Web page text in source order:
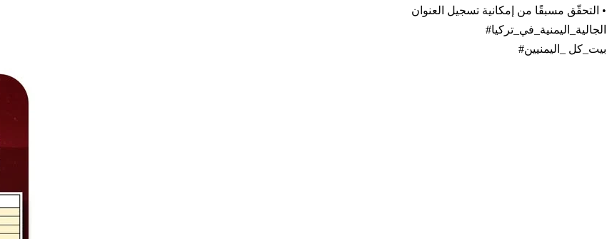
• التحقّق مسبقًا من إمكانية تسجيل العنوان
الجالية_اليمنية_في_تركيا#
بيت_كل _اليمنيين#